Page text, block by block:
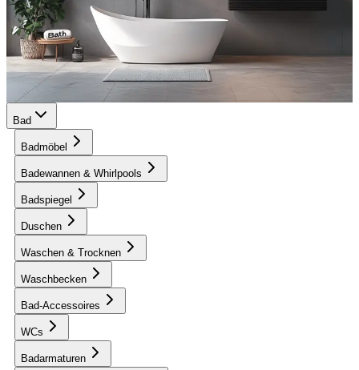
Bad
Badmöbel
Badewannen & Whirlpools
Badspiegel
Duschen
Waschen & Trocknen
Waschbecken
Bad-Accessoires
WCs
Badarmaturen